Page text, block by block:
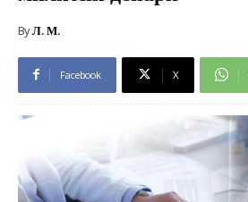
ByЛ. М.
Facebook X